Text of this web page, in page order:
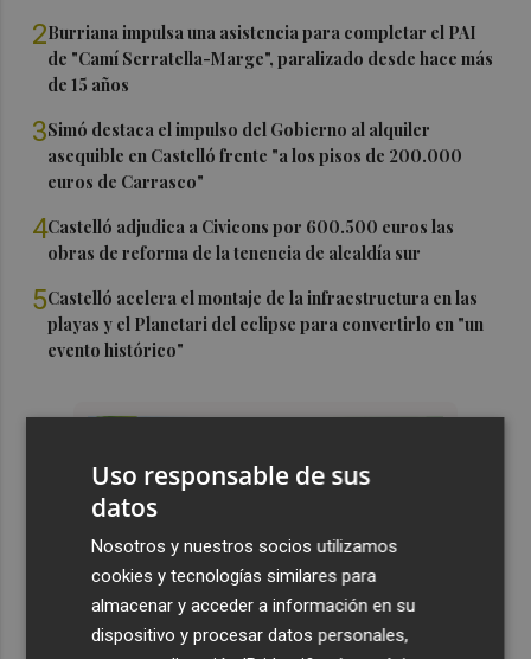
2Burriana impulsa una asistencia para completar el PAI
de "Camí Serratella-Marge", paralizado desde hace más
de 15 años
3Simó destaca el impulso del Gobierno al alquiler
asequible en Castelló frente "a los pisos de 200.000
euros de Carrasco"
4Castelló adjudica a Civicons por 600.500 euros las
obras de reforma de la tenencia de alcaldía sur
5Castelló acelera el montaje de la infraestructura en las
playas y el Planetari del eclipse para convertirlo en "un
evento histórico"
Uso responsable de sus
datos
Nosotros y nuestros socios utilizamos
cookies y tecnologías similares para
almacenar y acceder a información en su
dispositivo y procesar datos personales,